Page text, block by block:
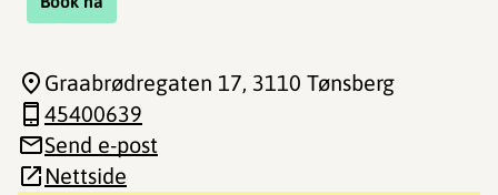
Graabrødregaten 17, 3110 Tønsberg
45400639
Send e-post
Nettside